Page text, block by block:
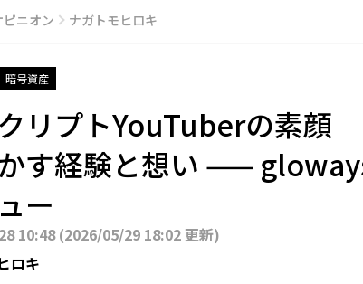
ピニオン ナガトモヒロキ
暗号資産
リプトYouTuberの素顔
す経験と想い ——
ー
10:48(2026/05/29 18:02 更新)
ロキ